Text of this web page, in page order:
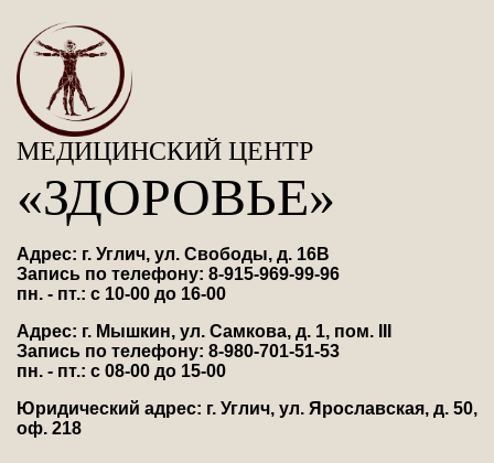
МЕДИЦИНСКИЙ ЦЕНТР
«ЗДОРОВЬЕ»
Адрес: г. Углич, ул. Свободы, д. 16В
Запись по телефону: 8-915-969-99-96
пн. - пт.: с 10-00 до 16-00
Адрес: г. Мышкин, ул. Самкова, д. 1, пом. III
Запись по телефону: 8-980-701-51-53
пн. - пт.: с 08-00 до 15-00
Юридический адрес: г. Углич, ул. Ярославская, д. 50,
оф. 218